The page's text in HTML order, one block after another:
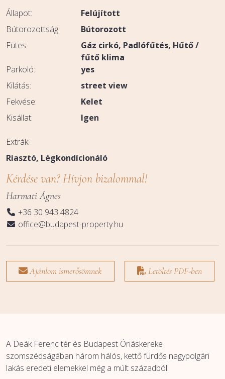
Állapot:
Felújított
Bútorozottság:
Bútorozott
Fūtes:
Gáz cirkó Padlófűtés Hűtő /
fűtő klima
Parkoló:
yes
Kilátás:
street view
Fekvése:
Kelet
Kisállat:
Igen
Extrák:
Riasztó Légkondícionáló
Kérdése van? Hívjon bizalommal!
Harmati Ágnes
+36 30 943 4824
office@budapest-property.hu
Ajánlom ismerősömnek Letöltés PDF-ben
A Deák Ferenc tér és Budapest Óriáskereke
szomszédságában három hálós, kettő fürdős nagypolgári
lakás eredeti elemekkel még a múlt századból.